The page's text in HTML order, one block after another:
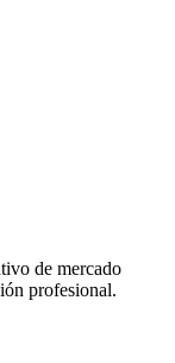
de mercado
profesional.